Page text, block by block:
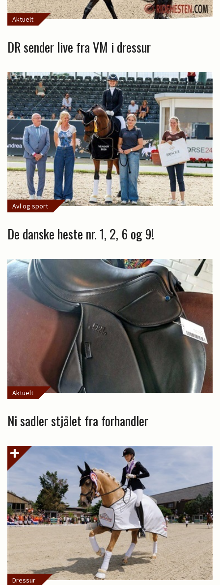
Aktuelt
DR sender live fra VM i dressur
Avl og sport
De danske heste nr. 1, 2, 6 og 9!
Aktuelt
Ni sadler stjålet fra forhandler
Dressur